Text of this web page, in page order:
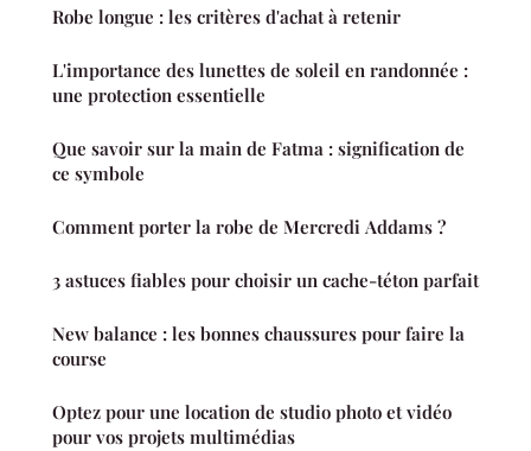
Robe longue : les critères d'achat à retenir
L'importance des lunettes de soleil en randonnée :
une protection essentielle
Que savoir sur la main de Fatma : signification de
ce symbole
Comment porter la robe de Mercredi Addams ?
3 astuces fiables pour choisir un cache-téton parfait
New balance : les bonnes chaussures pour faire la
course
Optez pour une location de studio photo et vidéo
pour vos projets multimédias